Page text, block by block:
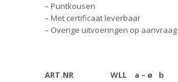
– Puntkousen
– Met certificaat leverbaar
– Overige uitvoeringen op
ART.NR WLL a – ø b